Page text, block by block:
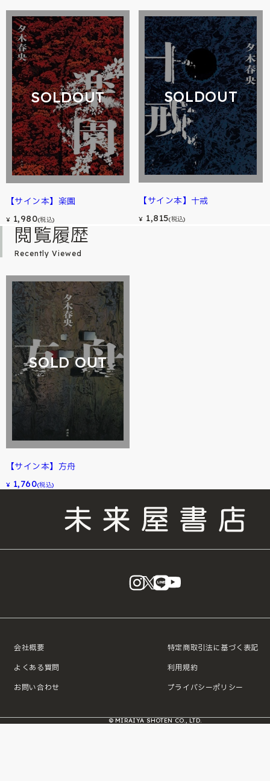
SOLDOUT
【サイン本】楽園
¥ 1,980(税込)
SOLDOUT
【サイン本】十戒
¥ 1,815(税込)
閲覧履歴
Recently Viewed
SOLD OUT
【サイン本】方舟
¥ 1,760(税込)
instagram
X LINE
会社概要
よくある質問
お問い合わせ
特定商取引法に基づく表記
利用規約
プライバシーポリシー
© MIRAIYA SHOTEN CO., LTD.